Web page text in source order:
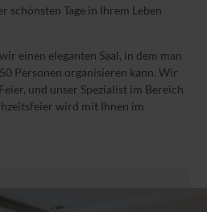
schönsten Tage in Ihrem Leben
einen eleganten Saal, in dem man
Personen organisieren kann. Wir
und unser Spezialist im Bereich
wird mit Ihnen im